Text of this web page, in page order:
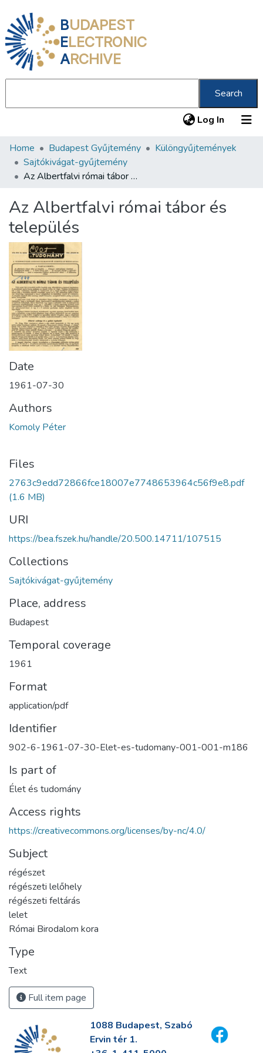
BUDAPEST
ELECTRONIC
ARCHIVE
Search
Log In (current)
Communities & Collections
All of DSpace
About us
Home Budapest Gyűjtemény
Különgyűjtemények
Sajtókivágat-gyűjtemény
Az Albertfalvi római tábor és település
Az Albertfalvi római tábor és
település
Date
1961-07-30
Authors
Komoly Péter
Files
2763c9edd72866fce18007e7748653964c56f9e8.pdf
(1.6 MB)
URI
https://bea.fszek.hu/handle/20.500.14711/107515
Collections
Sajtókivágat-gyűjtemény
Place, address
Budapest
Temporal coverage
1961
Format
application/pdf
Identifier
902-6-1961-07-30-Elet-es-tudomany-001-001-m186
Is part of
Élet és tudomány
Access rights
https://creativecommons.org/licenses/by-nc/4.0/
Subject
régészet
régészeti lelőhely
régészeti feltárás
lelet
Római Birodalom kora
Type
Text
Full item page
1088 Budapest, Szabó
Ervin tér 1.